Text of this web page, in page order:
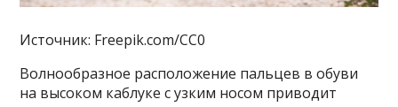
Источник: Freepik.com/CC0
Волнообразное расположение пальцев в обуви
на высоком каблуке с узким носом приводит